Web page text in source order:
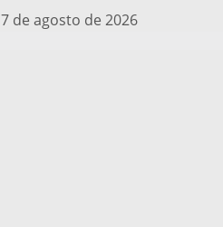
7 de agosto de 2026